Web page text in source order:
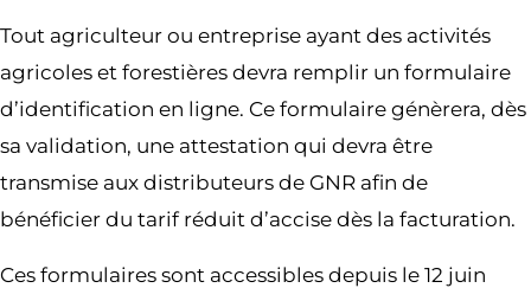
Tout agriculteur ou entreprise ayant des activités
agricoles et forestières devra remplir un formulaire
d’identification en ligne. Ce formulaire génèrera, dès
sa validation, une attestation qui devra être
transmise aux distributeurs de GNR afin de
bénéficier du tarif réduit d’accise dès la facturation.
Ces formulaires sont accessibles depuis le 12 juin